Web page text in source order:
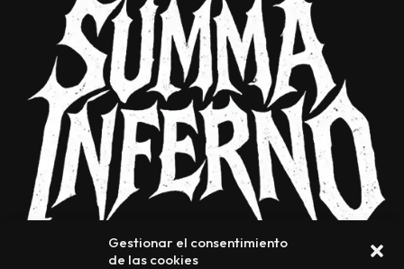
Gestionar el consentimiento
de las cookies